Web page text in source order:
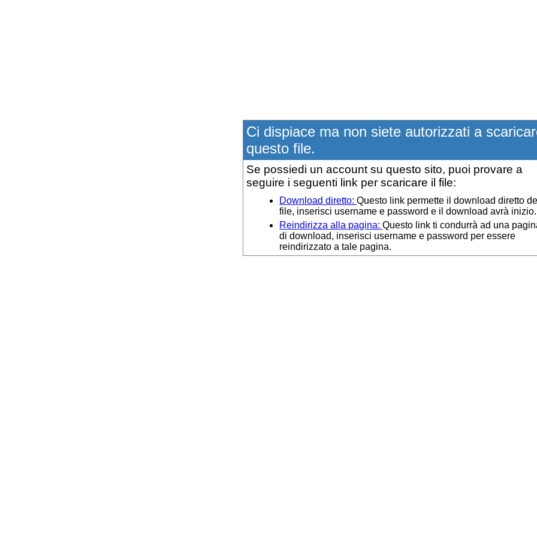
Ci dispiace ma non siete autorizzati a
questo file.
Se possiedi un account su questo sito, puoi provare a
seguire i seguenti link per scaricare il file:
Download diretto:Questo link permette il download diretto del
file, inserisci username e password e il download avrà inizio.
Reindirizza alla pagina:Questo link ti condurrà ad una
di download, inserisci username e password per essere
reindirizzato a tale pagina.